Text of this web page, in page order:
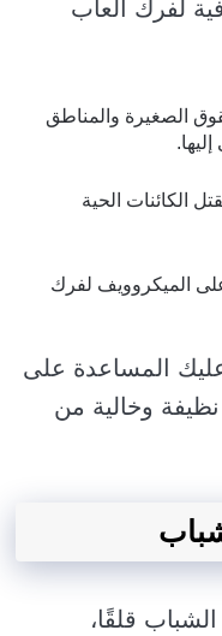
لفرك ألعاب
الصغيرة والمناطق
الكائنات الحية
الميكروويف لفرك
عليك المساعدة على
وخالية من
قلقًا،